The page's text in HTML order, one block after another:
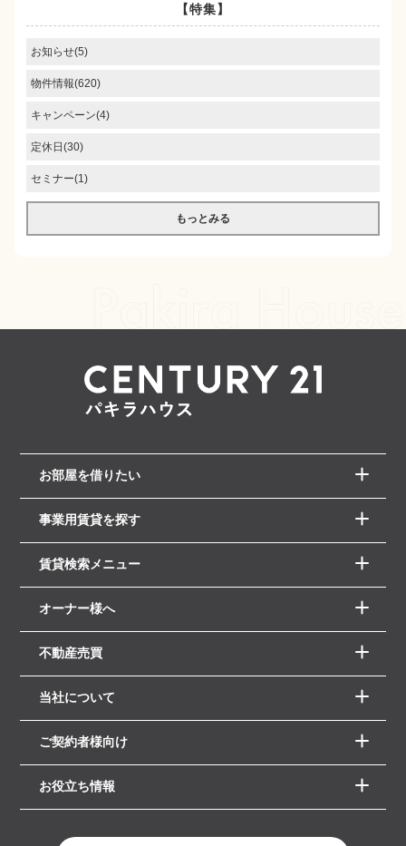
【特集】
お知らせ(5)
物件情報(620)
キャンペーン(4)
定休日(30)
セミナー(1)
もっとみる
お部屋を借りたい
事業用賃貸を探す
賃貸検索メニュー
オーナー様へ
不動産売買
当社について
ご契約者様向け
お役立ち情報